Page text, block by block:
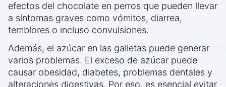
efectos del chocolate en perros que pueden llevar
a síntomas graves como vómitos, diarrea,
temblores o incluso convulsiones.
Además, el azúcar en las galletas puede generar
varios problemas. El exceso de azúcar puede
causar obesidad, diabetes, problemas dentales y
alteraciones digestivas. Por eso, es esencial evitar